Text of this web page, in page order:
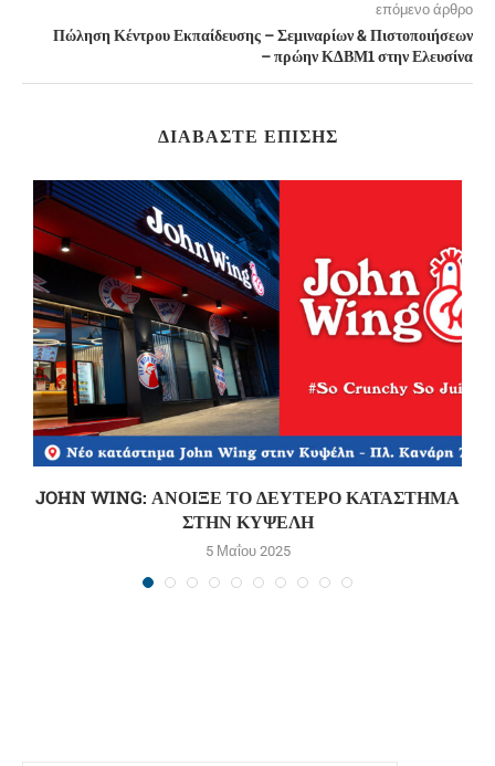
επόμενο άρθρο
Πώληση Κέντρου Εκπαίδευσης – Σεμιναρίων & Πιστοποιήσεων
– πρώην ΚΔΒΜ1 στην Ελευσίνα
ΔΙΑΒΆΣΤΕ ΕΠΊΣΗΣ
JOHN WING: ΑΝΟΙΞΕ ΤΟ ΔΕΥΤΕΡΟ ΚΑΤΑΣΤΗΜΑ
ΣΤΗΝ ΚΥΨΕΛΗ
5 Μαΐου 2025